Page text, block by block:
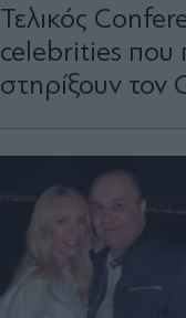
Τελικός
celebrities που
στηρίξουν τον